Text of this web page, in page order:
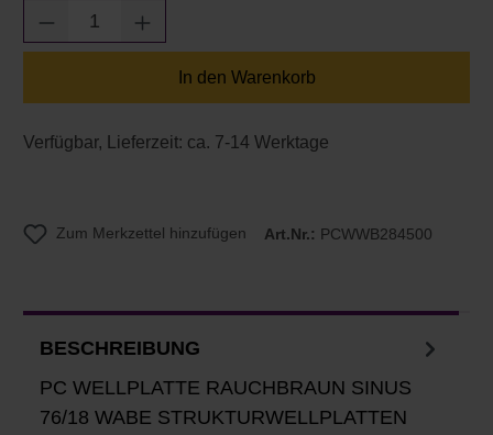
Produkt Anzahl: Gib den gewünschten
In den Warenkorb
Verfügbar, Lieferzeit: ca. 7-14 Werktage
Zum Merkzettel hinzufügen Art.Nr.: PCWWB284500
BESCHREIBUNG
PC WELLPLATTE RAUCHBRAUN SINUS
76/18 WABE STRUKTURWELLPLATTEN